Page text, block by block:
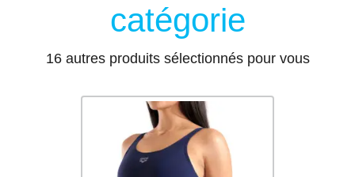
catégorie
16 autres produits sélectionnés pour vous